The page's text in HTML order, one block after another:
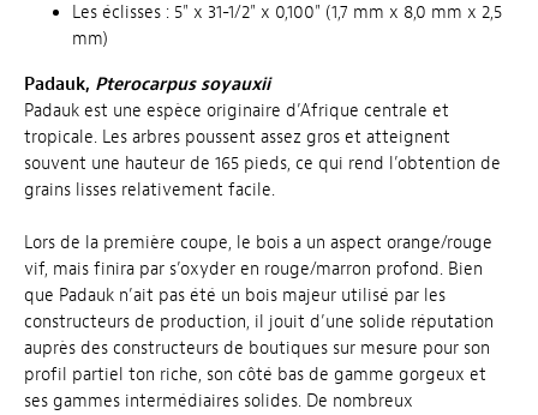
Les éclisses : 5" x 31-1/2" x 0,100" (1,7 mm x 8,0 mm x 2,5
mm)
Padauk, Pterocarpus soyauxii
Padauk est une espèce originaire d’Afrique centrale et
tropicale. Les arbres poussent assez gros et atteignent
souvent une hauteur de 165 pieds, ce qui rend l’obtention de
grains lisses relativement facile.
Lors de la première coupe, le bois a un aspect orange/rouge
vif, mais finira par s’oxyder en rouge/marron profond. Bien
que Padauk n’ait pas été un bois majeur utilisé par les
constructeurs de production, il jouit d’une solide réputation
auprès des constructeurs de boutiques sur mesure pour son
profil partiel ton riche, son côté bas de gamme gorgeux et
ses gammes intermédiaires solides. De nombreux